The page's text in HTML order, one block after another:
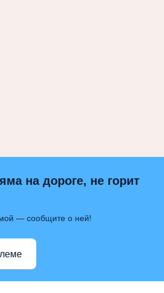
на дороге, не горит
— сообщите о ней!